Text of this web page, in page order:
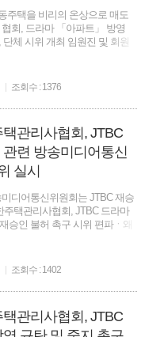
주택을 비리의 온상으로 매도
회, 드라마 「아파트」 방영
체 시위 개최 임원진 및 회원
ㆍ규탄 구호 제창ㆍ피켓 시위
공동주택관리 제도 신뢰지키
조회수 : 1376
관리사협회, JTBC
련 방송미디어통신
실시
디어통신위원회는 JTBC 재승
주택관리사협회, JTBC 드라마
승인 불허 촉구 시위 편파ㆍ왜
종편 재승인 심사 「결사
권보호ㆍ공적 책임 왜면하는
...
조회수 : 1402
관리사협회, JTBC